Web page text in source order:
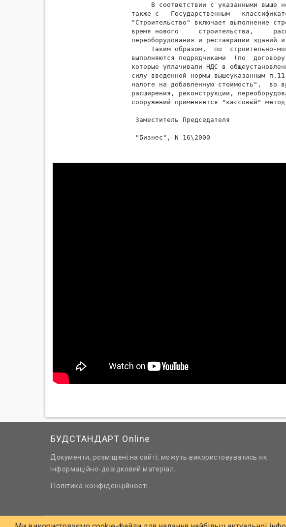
В соответствии с указанными выше
также с   Государственным
"Строительство" включает выполнение
время нового     строительства,
переоборудования и реставрации зданий
Таким образом,  по  строительно-
выполняются подрядчиками  (по
которые уплачивали НДС в
силу введенной нормы вышеуказанным
налоге на добавленную стоимость",  во
расширения, реконструкции,
сооружений применяется "кассовый"
Заместитель Председателя
"Бизнес", N 16\2000
БУДСТАНДАРТ Online
Документи, розміщені на сайті, можуть використовуватись як
інформаційно-довідковий матеріал.
Політика конфіденційності